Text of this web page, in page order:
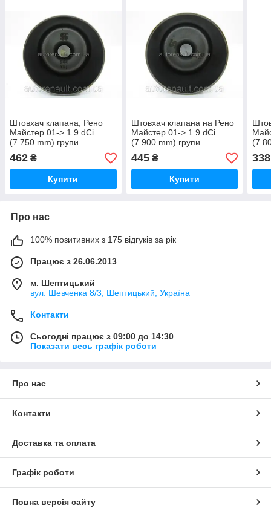
Штовхач клапана, Рено
Майстер 01-> 1.9 dCi
(7.750 mm) групи
kolbenschmidt (Німеччина)
- 50007544
462 ₴
Купити
Штовхач клапана на Рено
Майстер 01-> 1.9 dCi
(7.900 mm) групи
kolbenschmidt (Німеччина)
- 50 007 547
445₴
Купити
338
Про нас
100% позитивних з 175 відгуків за рік
Працює з 26.06.2013
м. Шептицький
вул. Шевченка 8/3, Шептицький, Україна
Контакти
Сьогодні працює з 09:00 до 14:30
Показати весь графік роботи
Про нас
Контакти
Доставка та оплата
Графік роботи
Повна версія сайту